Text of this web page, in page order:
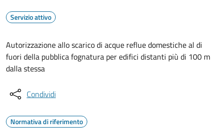
Servizio attivo
Autorizzazione allo scarico di acque reflue domestiche al di
fuori della pubblica fognatura per edifici distanti più di 100 m
dalla stessa
Condividi
Normativa di riferimento